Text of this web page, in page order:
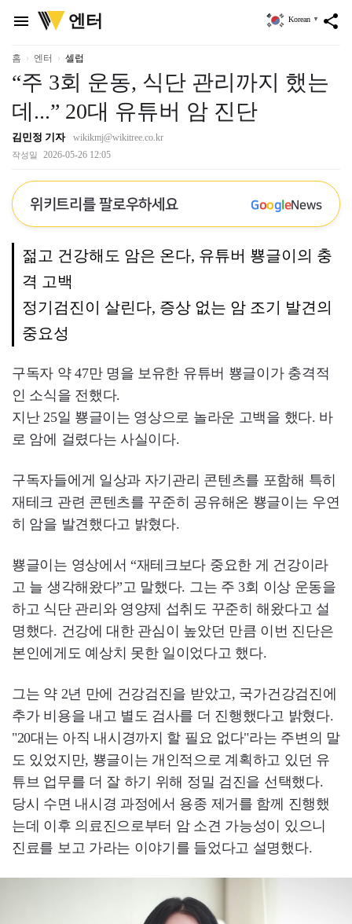
menu
위
키
리
엔터 share
Korean ▼
홈 엔터 셀럽
“주 3회 운동, 식단 관리까지 했는
데...” 20대 유튜버 암 진단
김민정 기자 wikikmj@wikitree.co.kr
작성일 2026-05-26 12:05
위키트리를 팔로우하세요 GoogleNews
젊고 건강해도 암은 온다, 유튜버 뿅글이의 충
격 고백
정기검진이 살린다, 증상 없는 암 조기 발견의
중요성
구독자 약 47만 명을 보유한 유튜버 뿅글이가 충격적
인 소식을 전했다.
지난 25일 뿅글이는 영상으로 놀라운 고백을 했다. 바
로 암에 걸렸다는 사실이다.
구독자들에게 일상과 자기관리 콘텐츠를 포함해 특히
재테크 관련 콘텐츠를 꾸준히 공유해온 뿅글이는 우연
히 암을 발견했다고 밝혔다.
뿅글이는 영상에서 “재테크보다 중요한 게 건강이라
고 늘 생각해왔다”고 말했다. 그는 주 3회 이상 운동을
하고 식단 관리와 영양제 섭취도 꾸준히 해왔다고 설
명했다. 건강에 대한 관심이 높았던 만큼 이번 진단은
본인에게도 예상치 못한 일이었다고 했다.
그는 약 2년 만에 건강검진을 받았고, 국가건강검진에
추가 비용을 내고 별도 검사를 더 진행했다고 밝혔다.
"20대는 아직 내시경까지 할 필요 없다"라는 주변의 말
도 있었지만, 뿅글이는 개인적으로 계획하고 있던 유
튜브 업무를 더 잘 하기 위해 정밀 검진을 선택했다.
당시 수면 내시경 과정에서 용종 제거를 함께 진행했
는데 이후 의료진으로부터 암 소견 가능성이 있으니
진료를 보고 가라는 이야기를 들었다고 설명했다.